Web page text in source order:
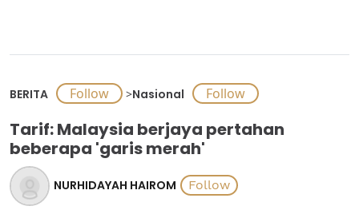
BERITA >Nasional
Tarif: Malaysia berjaya pertahan
beberapa 'garis merah'
NURHIDAYAH HAIROM